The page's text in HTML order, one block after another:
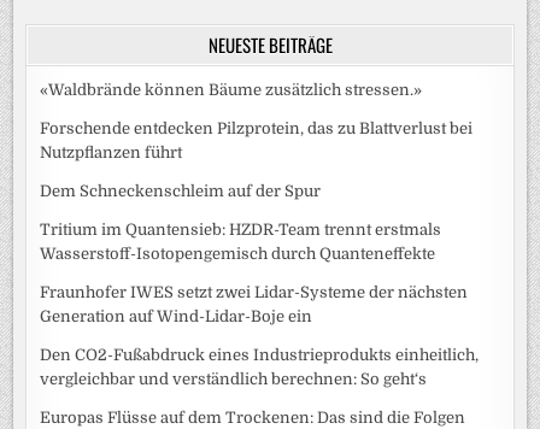
NEUESTE BEITRÄGE
«Waldbrände können Bäume zusätzlich stressen.»
Forschende entdecken Pilzprotein, das zu Blattverlust bei
Nutzpflanzen führt
Dem Schneckenschleim auf der Spur
Tritium im Quantensieb: HZDR-Team trennt erstmals
Wasserstoff-Isotopengemisch durch Quanteneffekte
Fraunhofer IWES setzt zwei Lidar-Systeme der nächsten
Generation auf Wind-Lidar-Boje ein
Den CO2-Fußabdruck eines Industrieprodukts einheitlich,
vergleichbar und verständlich berechnen: So geht‘s
Europas Flüsse auf dem Trockenen: Das sind die Folgen